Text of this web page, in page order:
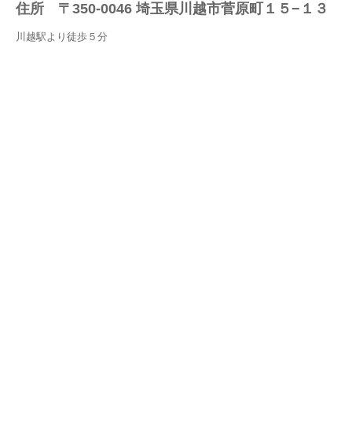
住所 〒350-0046 埼玉県川越市菅原町１５−１３
川越駅より徒歩５分
症例報告